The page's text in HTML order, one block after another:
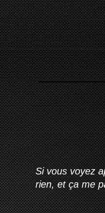
Si vous voyez
rien, et ça me